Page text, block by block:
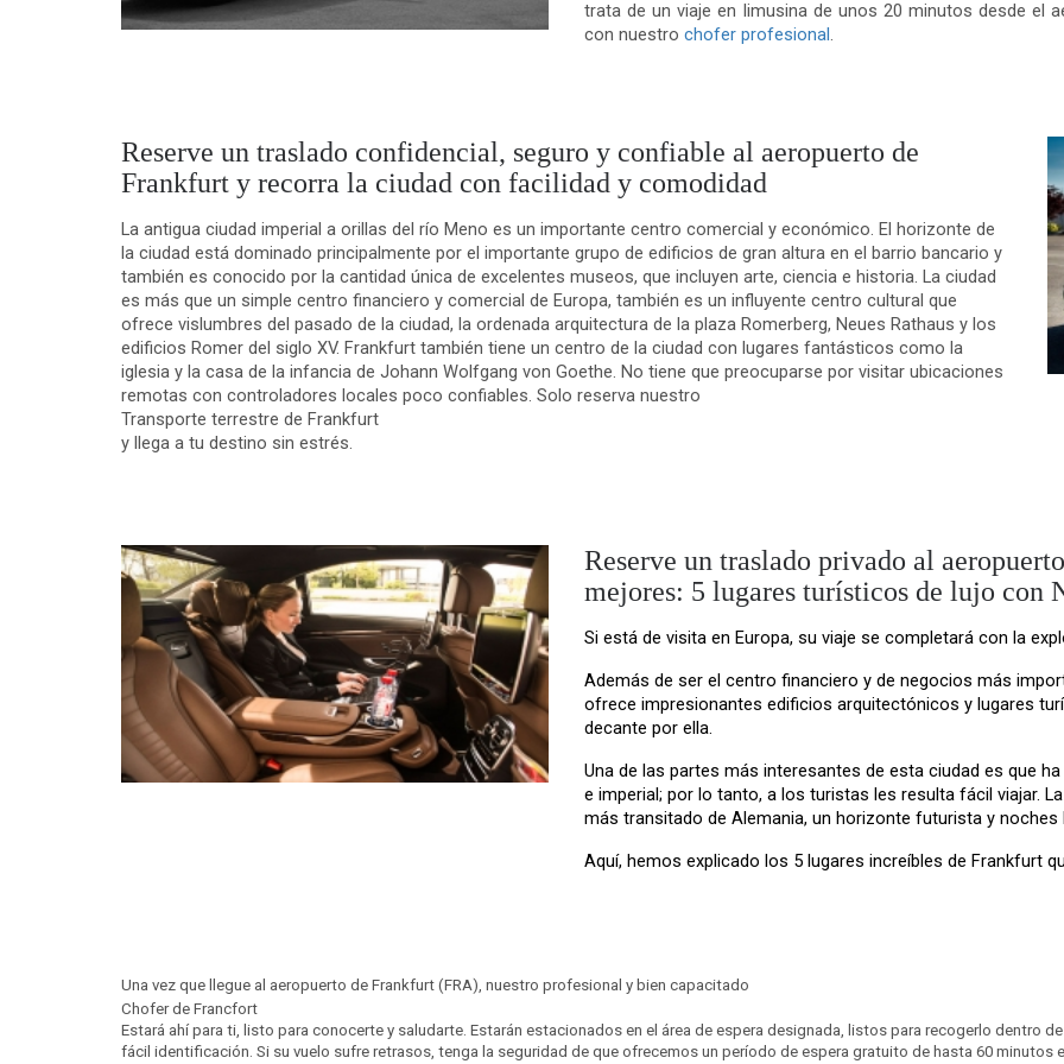
trata de un viaje en limusina de unos 20 minutos desde el
con nuestro chofer profesional.
Reserve un traslado confidencial, seguro y confiable al aeropuerto de
Frankfurt y recorra la ciudad con facilidad y comodidad
La antigua ciudad imperial a orillas del río Meno es un importante centro comercial y económico. El horizonte de
la ciudad está dominado principalmente por el importante grupo de edificios de gran altura en el barrio bancario y
también es conocido por la cantidad única de excelentes museos, que incluyen arte, ciencia e historia. La ciudad
es más que un simple centro financiero y comercial de Europa, también es un influyente centro cultural que
ofrece vislumbres del pasado de la ciudad, la ordenada arquitectura de la plaza Romerberg, Neues Rathaus y los
edificios Romer del siglo XV. Frankfurt también tiene un centro de la ciudad con lugares fantásticos como la
iglesia y la casa de la infancia de Johann Wolfgang von Goethe. No tiene que preocuparse por visitar ubicaciones
remotas con controladores locales poco confiables. Solo reserva nuestro
Transporte terrestre de Frankfurt
y llega a tu destino sin estrés.
Reserve un traslado privado al
mejores: 5 lugares turísticos de lujo con
Si está de visita en Europa, su viaje se completará con la
Además de ser el centro financiero y de negocios más
ofrece impresionantes edificios arquitectónicos y lugares
decante por ella.
Una de las partes más interesantes de esta ciudad es que
e imperial; por lo tanto, a los turistas les resulta fácil viajar.
más transitado de Alemania, un horizonte futurista y noches
Aquí, hemos explicado los 5 lugares increíbles de Frankfurt
Una vez que llegue al aeropuerto de Frankfurt (FRA), nuestro profesional y bien capacitado
Chofer de Francfort
Estará ahí para ti, listo para conocerte y saludarte. Estarán estacionados en el área de espera designada, listos para recogerlo dentro
fácil identificación. Si su vuelo sufre retrasos, tenga la seguridad de que ofrecemos un período de espera gratuito de hasta 60 minutos